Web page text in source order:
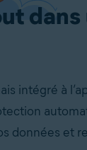
dans
intégré à
données et